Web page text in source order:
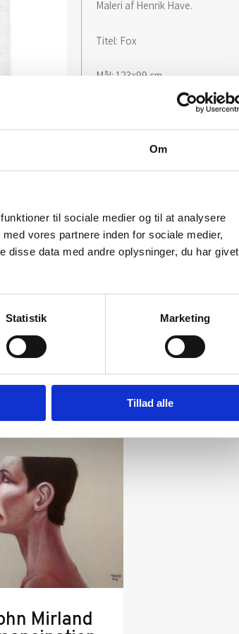
Om
til sociale medier og til at analysere
vores partnere inden for sociale medier,
disse data med andre oplysninger, du har givet
Statistik Marketing
Tillad alle
Maleri af Henrik Have.
Titel: Fox
Mål: 123×99 cm.
Mirland